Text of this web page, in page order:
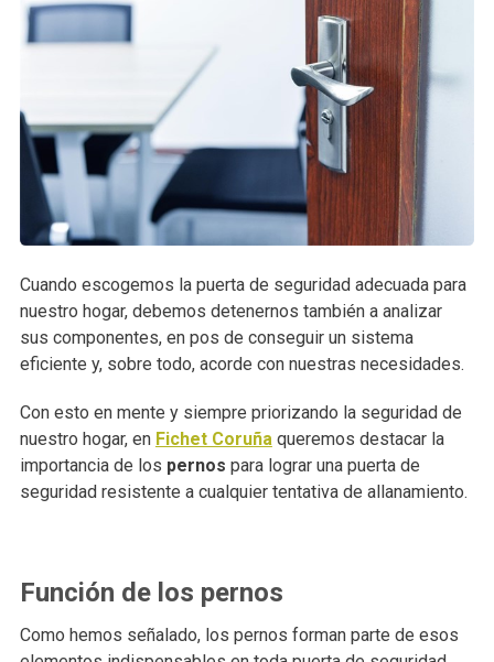
Cuando escogemos la puerta de seguridad adecuada para
nuestro hogar, debemos detenernos también a analizar
sus componentes, en pos de conseguir un sistema
eficiente y, sobre todo, acorde con nuestras necesidades.
Con esto en mente y siempre priorizando la seguridad de
nuestro hogar, en Fichet Coruñaqueremos destacar la
importancia de los pernos para lograr una puerta de
seguridad resistente a cualquier tentativa de allanamiento.
Función de los pernos
Como hemos señalado, los pernos forman parte de esos